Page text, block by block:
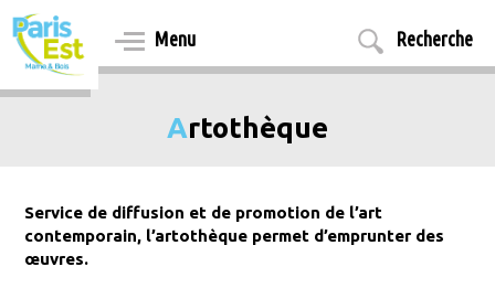
Aller
au
contenu
principal
Menu Recherche
Artothèque
Service de diffusion et de promotion de l’art
contemporain, l’artothèque permet d’emprunter des
œuvres.